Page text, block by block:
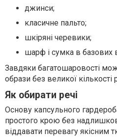
джинси;
класичне пальто;
шкіряні черевики;
шарф і сумка в базових
Завдяки багатошаровості
образи без великої кількості
Як обирати речі
Основу капсульного
простого крою без
віддавати перевагу якісним